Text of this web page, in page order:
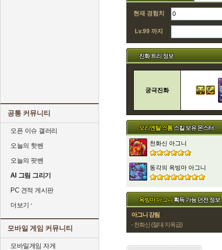
공통 커뮤니티
오픈 이슈 갤러리
오늘의 핫벤
오늘의 팟벤
AI 그림 그리기
PC 견적 게시판
더보기
모바일 게임 커뮤니티
모바일게임 자게
현재 경험치
Lv.99 까지
진화 트리 정보
궁극진화
오리엔탈 스톰스킬 보유 몬스터
천화신 아그니
동각의 옥빙마 아그니
옥빙마 아그니 획득 가능 던전 정보
아그니 강림
- 천화신 (절대 지옥급)